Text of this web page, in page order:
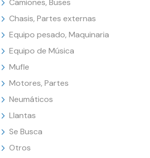
Camiones, Buses
Chasis, Partes externas
Equipo pesado, Maquinaria
Equipo de Música
Mufle
Motores, Partes
Neumáticos
Llantas
Se Busca
Otros